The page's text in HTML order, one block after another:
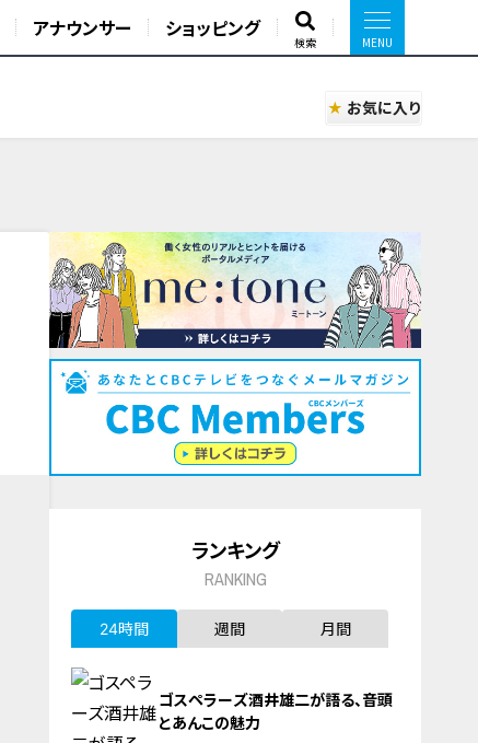
アナウンサー ショッピング
検索
お気に入り
ランキング
RANKING
24時間 週間 月間
ゴスペラーズ酒井雄二が語る、音頭
とあんこの魅力